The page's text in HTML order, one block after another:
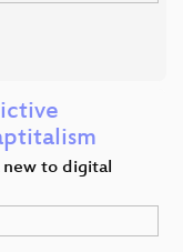
new to digital